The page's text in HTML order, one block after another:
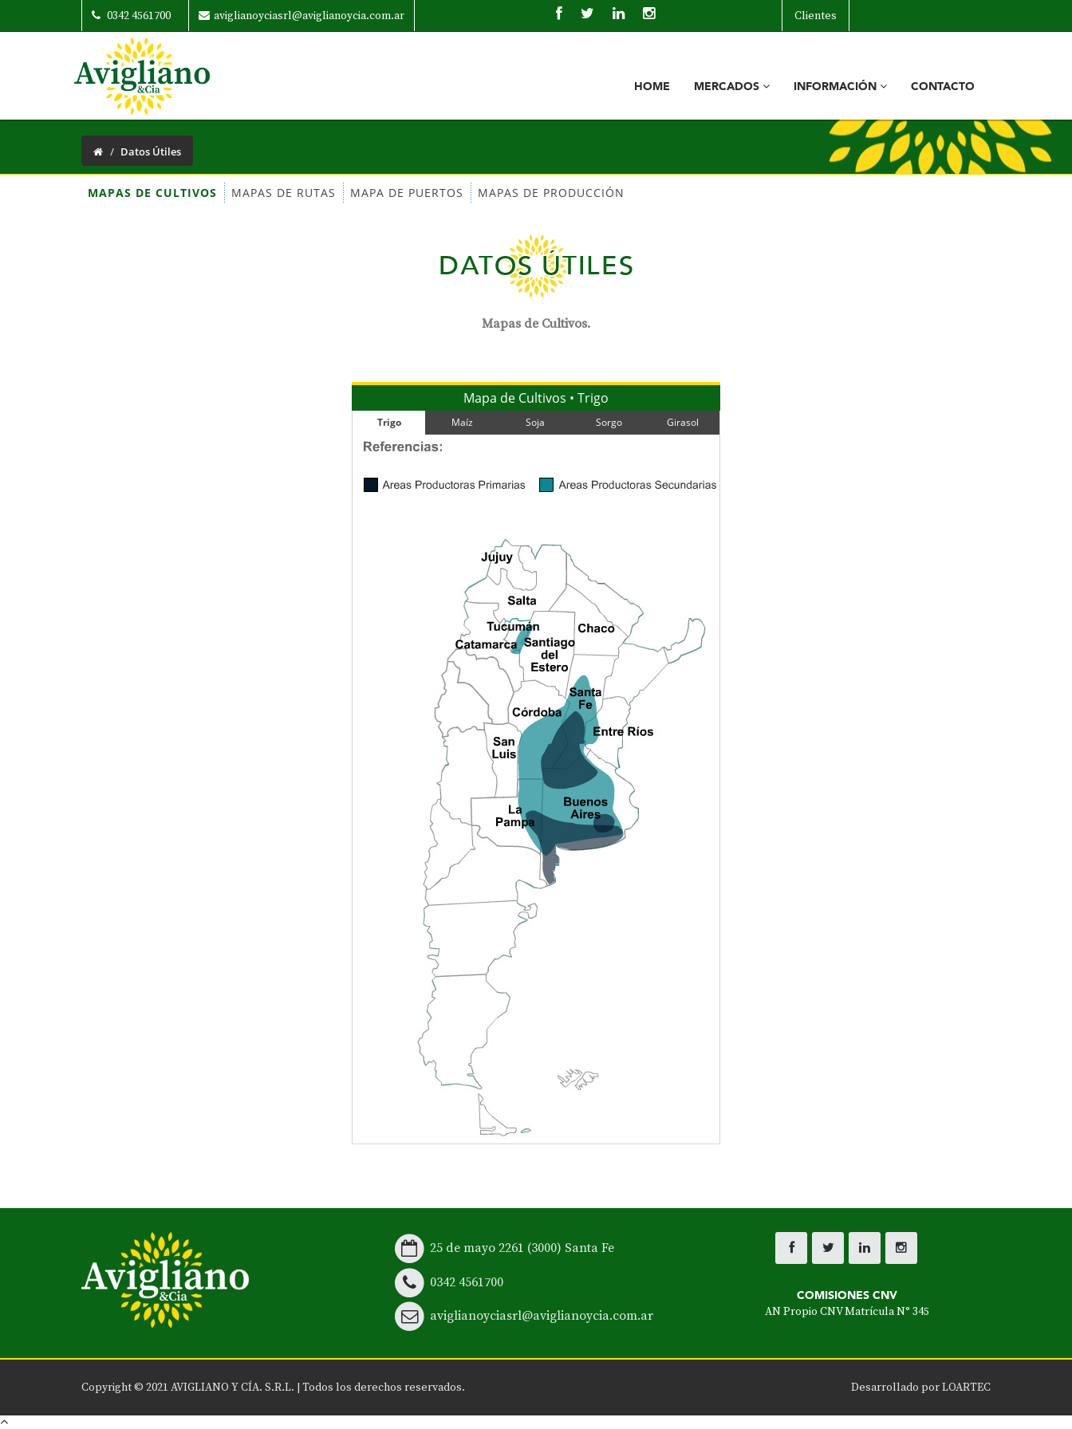
0342 4561700 aviglianoyciasrl@aviglianoycia.com.ar Clientes
HOME MERCADOS INFORMACIÓN CONTACTO
Datos Útiles
MAPAS DE CULTIVOS MAPAS DE RUTAS MAPA DE PUERTOS MAPAS DE PRODUCCIÓN
DATOS ÚTILES
Mapas de Cultivos.
Mapa de Cultivos • Trigo
Trigo Maíz Soja Sorgo Girasol
25 de mayo 2261 (3000) Santa Fe
0342 4561700
aviglianoyciasrl@aviglianoycia.com.ar
COMISIONES CNV
AN Propio CNV Matrícula N° 345
Copyright © 2021 AVIGLIANO Y CÍA. S.R.L. | Todos los derechos reservados. Desarrollado porLOARTEC